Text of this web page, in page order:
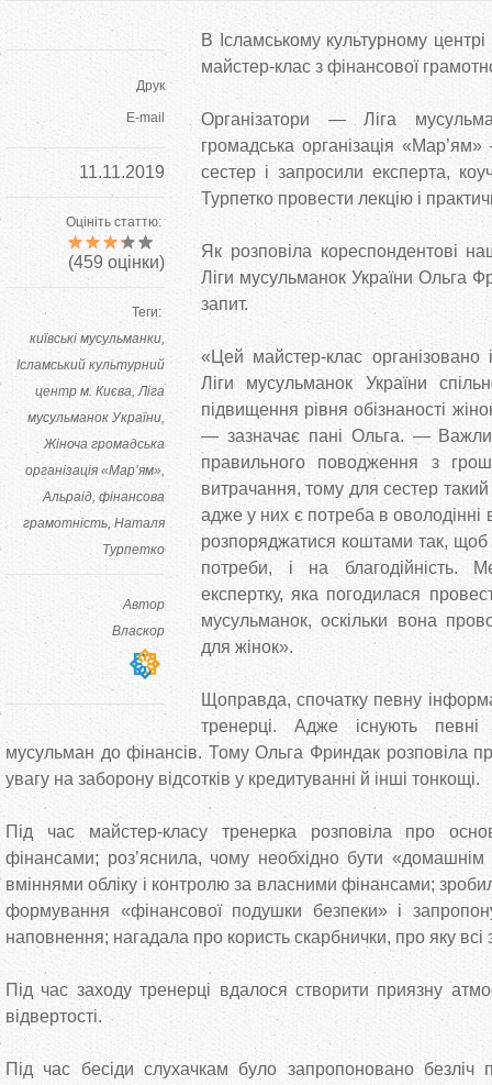
Друк
E-mail
11.11.2019
Оцініть статтю:
(459 оцінки)
Теги:
київські мусульманки
Ісламський культурний
центр м. Києва Ліга
мусульманок України
Жіноча громадська
організація «Мар’ям»
Альраід фінансова
грамотність Наталя
Турпетко
Автор
Власкор
В Ісламському культурному
майстер-клас з фінансової
Організатори — Ліга
громадська організація
сестер і запросили експерта,
Турпетко провести лекцію і
Як розповіла кореспондентові
Ліги мусульманок України Ольга
запит.
«Цей майстер-клас організовано
Ліги мусульманок України
підвищення рівня обізнаності
— зазначає пані Ольга. —
правильного поводження з
витрачання, тому для сестер
адже у них є потреба в
розпоряджатися коштами так, щоб
потреби, і на благодійність.
експертку, яка погодилася
мусульманок, оскільки вона
для жінок».
Щоправда, спочатку певну
тренерці. Адже існують певні
мусульман до фінансів. Тому Ольга Фриндак розповіла
увагу на заборону відсотків у кредитуванні й інші тонкощі.
Під час майстер-класу тренерка розповіла про
фінансами; роз’яснила, чому необхідно бути «домашнім
вміннями обліку і контролю за власними фінансами;
формування «фінансової подушки безпеки» і
наповнення; нагадала про користь скарбнички, про яку всі
Під час заходу тренерці вдалося створити приязну
відвертості.
Під час бесіди слухачкам було запропоновано безліч